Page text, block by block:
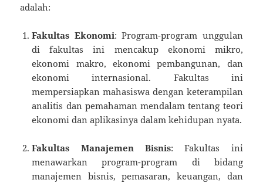
adalah:
Fakultas Ekonomi: Program-program unggulan
di fakultas ini mencakup ekonomi mikro,
ekonomi makro, ekonomi pembangunan, dan
ekonomi internasional. Fakultas ini
mempersiapkan mahasiswa dengan keterampilan
analitis dan pemahaman mendalam tentang teori
ekonomi dan aplikasinya dalam kehidupan nyata.
Fakultas Manajemen Bisnis: Fakultas ini
menawarkan program-program di bidang
manajemen bisnis, pemasaran, keuangan, dan